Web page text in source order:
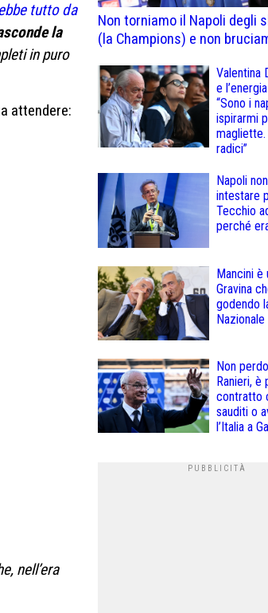
tutto da
la
in puro
attendere:
nell’era
Non torniamo il Napoli degli
(la Champions) e non
Valentina
e
“Sono i
ispirarmi
radici”
Napoli
intestare
Tecchio
perché
Mancini è
Gravina
godendo
Nazionale
Non
Ranieri, è
contratto
sauditi o
l’Italia a